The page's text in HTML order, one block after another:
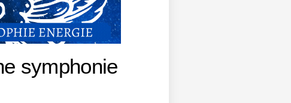
symphonie